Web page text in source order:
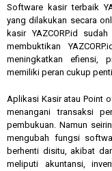
Software kasir terbaik
yang dilakukan secara
kasir YAZCORP.id
membuktikan
meningkatkan efiensi,
memiliki peran cukup
Aplikasi Kasir atau Point
menangani transaksi
pembukuan. Namun
mengubah fungsi
berhenti disitu, akibat
meliputi akuntansi,